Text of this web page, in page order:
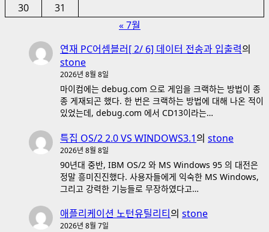
30
31
« 7월
연재 PC어셈블러[ 2/ 6] 데이터 전송과 입출력의
stone
2026년 8월 8일
마이컴에는 debug.com 으로 게임을 크랙하는 방법이 종
종 게재되곤 했다. 한 번은 크랙하는 방법에 대해 나온 적이
있었는데, debug.com 에서 CD13이라는…
특집 OS/2 2.0 VS WINDOWS3.1의 stone
2026년 8월 8일
90년대 중반, IBM OS/2 와 MS Windows 95 의 대전은
정말 흥미진진했다. 사용자들에게 익숙한 MS Windows,
그리고 강력한 기능들로 무장하였다고…
애플리케이션 노턴유틸리티의 stone
2026년 8월 7일